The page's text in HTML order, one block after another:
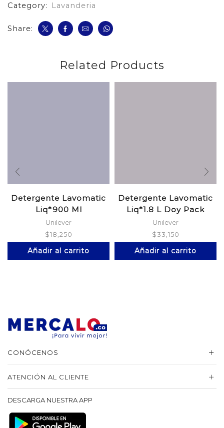
Category:
Lavanderia
Share:
Related Products
Detergente Lavomatic
Liq*900 Ml
Unilever
$18,250
Añadir al carrito
Detergente Lavomatic
Liq*1.8 L Doy Pack
Unilever
$33,150
Añadir al carrito
CONÓCENOS
ATENCIÓN AL CLIENTE
DESCARGA NUESTRA APP